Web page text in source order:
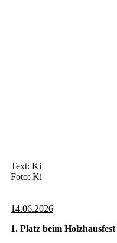
Text: Ki
Foto: Ki
14.06.2026
1. Platz beim Holzhausfest